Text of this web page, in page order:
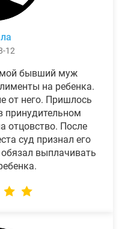
12
мой бывший муж
на ребенка.
от него. Пришлось
принудительном
отцовство. После
суд признал его
выплачивать